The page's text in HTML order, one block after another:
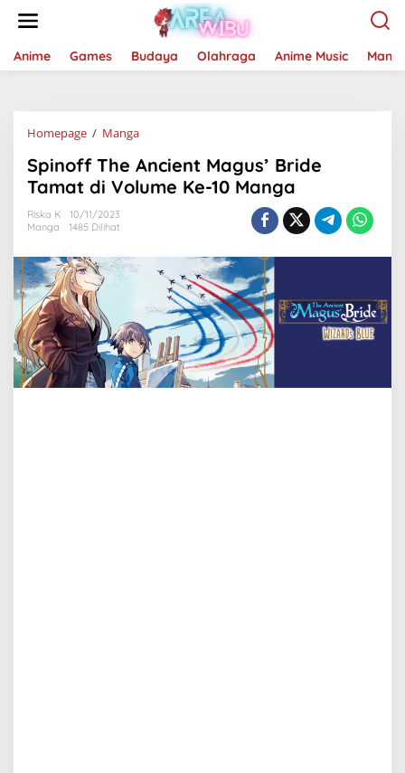
Anime Games Budaya Olahraga Anime Music
Homepage / MangaSpinoff
Ancient
Magus'
Bride
Ke-
Manga
Spinoff The Ancient Magus’ Bride
Tamat di Volume Ke-10 Manga
Riska K
10/11/2023
Manga
1485 Dilihat